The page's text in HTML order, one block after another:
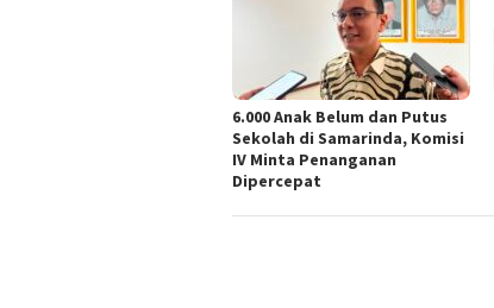
6.000 Anak Belum dan Putus
Sekolah di Samarinda, Komisi
IV Minta Penanganan
Dipercepat